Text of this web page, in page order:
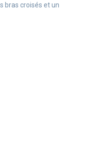
bras croisés et un